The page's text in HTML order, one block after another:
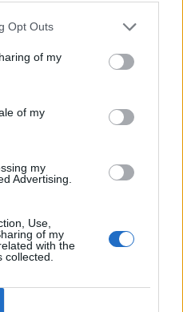
Opt Outs
of my
of my
my
Advertising.
Use,
of my
with the